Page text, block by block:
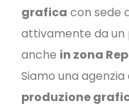
grafica con sede
attivamente da un
anche in zona
Siamo una
produzione